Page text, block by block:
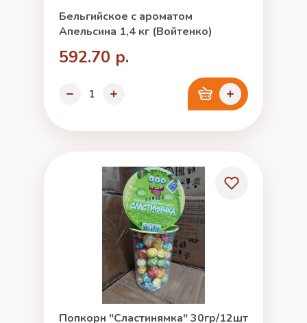
Бельгийское с ароматом
Апельсина 1,4 кг (Войтенко)
592.70 р.
Попкорн "Сластинямка" 30гр/12шт